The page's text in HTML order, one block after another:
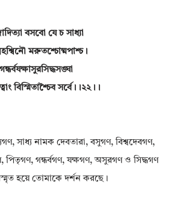
বসবো যে চ সাধ্যা
মরুতশ্চোষ্মপাশ্চ।
গন্ধর্বযক্ষাসুরসিদ্ধসঙ্ঘা
বিস্মিতাশ্চৈব সর্বে।।২২।।
সাধ্য নামক দেবতারা, বসুগণ, বিশ্বদেবগণ,
পিতৃগণ, গন্ধর্বগণ, যক্ষগণ, অসুরগণ ও সিদ্ধগণ
হয়ে তোমাকে দর্শন করছে।